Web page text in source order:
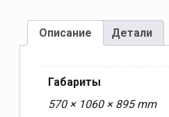
Описание Детали
Габариты
570 × 1060 × 895 mm